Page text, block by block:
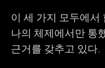
이 세 가지 모두에서
나의 체제에서만 통
근거를 갖추고 있다.